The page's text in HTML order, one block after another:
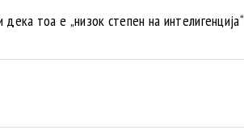
тоа е „низок степен на интелигенција“